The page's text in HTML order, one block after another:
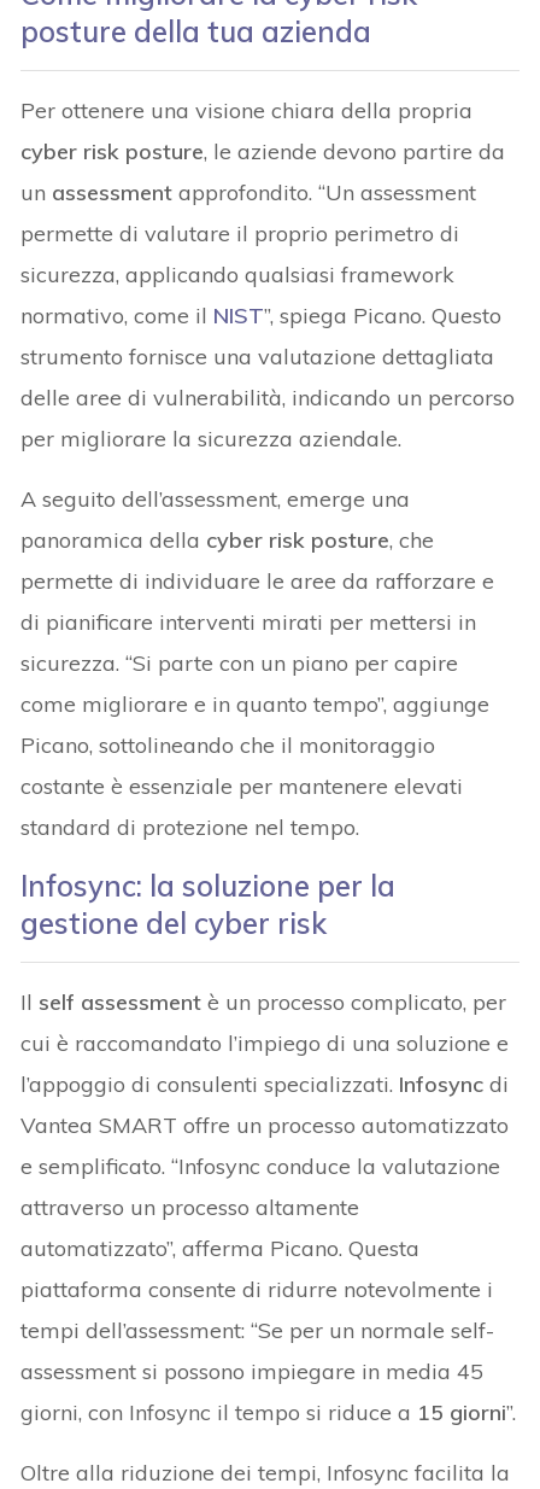
posture della tua azienda
Per ottenere una visione chiara della propria
cyber risk posture, le aziende devono partire da
un assessment approfondito. “Un assessment
permette di valutare il proprio perimetro di
sicurezza, applicando qualsiasi framework
normativo, come il NIST”, spiega Picano. Questo
strumento fornisce una valutazione dettagliata
delle aree di vulnerabilità, indicando un percorso
per migliorare la sicurezza aziendale.
A seguito dell’assessment, emerge una
panoramica della cyber risk posture, che
permette di individuare le aree da rafforzare e
di pianificare interventi mirati per mettersi in
sicurezza. “Si parte con un piano per capire
come migliorare e in quanto tempo”, aggiunge
Picano, sottolineando che il monitoraggio
costante è essenziale per mantenere elevati
standard di protezione nel tempo.
Infosync: la soluzione per la
gestione del cyber risk
Il self assessment è un processo complicato, per
cui è raccomandato l’impiego di una soluzione e
l’appoggio di consulenti specializzati. Infosync di
Vantea SMART offre un processo automatizzato
e semplificato. “Infosync conduce la valutazione
attraverso un processo altamente
automatizzato”, afferma Picano. Questa
piattaforma consente di ridurre notevolmente i
tempi dell’assessment: “Se per un normale self-
assessment si possono impiegare in media 45
giorni, con Infosync il tempo si riduce a 15 giorni”.
Oltre alla riduzione dei tempi, Infosync facilita la